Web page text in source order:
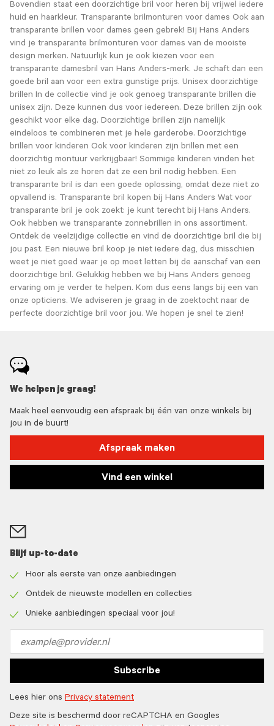
Bovendien staat een doorzichtige bril voor heren bij vrijwel iedere
huid en haarkleur. Transparante brilmonturen voor dames Ook aan
transparante brillen voor dames geen gebrek! Bij Hans Anders
vind je transparante brilmonturen voor dames van de mooiste
design merken. Natuurlijk kun je ook kiezen voor een
transparante damesbril van Hans Anders-merk. Je schaft dan een
goede bril aan voor een extra gunstige prijs. Unisex doorzichtige
brillen In de collectie vind je ook genoeg transparante brillen die
unisex zijn. Deze kunnen dus voor iedereen. Deze brillen zijn ook
geschikt voor elke dag. Doorzichtige brillen zijn namelijk
eindeloos te combineren met je hele garderobe. Doorzichtige
brillen voor kinderen Ook voor kinderen zijn brillen met een
doorzichtig montuur verkrijgbaar! Sommige kinderen vinden het
niet zo leuk als ze horen dat ze een bril nodig hebben. Een
transparante bril is dan een goede oplossing, omdat deze niet zo
opvallend is. Transparante bril kopen bij Hans Anders Wat voor
transparante bril je ook zoekt: je kunt terecht bij Hans Anders.
Ook hebben we transparante zonnebrillen in ons assortiment.
Ontdek de veelzijdige collectie en vind de doorzichtige bril die bij
jou past. Een nieuwe bril koop je niet iedere dag, dus misschien
weet je niet goed waar je op moet letten bij de aanschaf van een
doorzichtige bril. Gelukkig hebben we bij Hans Anders genoeg
ervaring om je verder te helpen. Kom dus eens langs bij een van
onze opticiens. We adviseren je graag in de zoektocht naar de
perfecte doorzichtige bril voor jou. We hopen je snel te zien!
We helpen je graag!
Maak heel eenvoudig een afspraak bij één van onze winkels bij
jou in de buurt!
Afspraak maken
Vind een winkel
Blijf up-to-date
icon
Hoor als eerste van onze aanbiedingen
icon
Ontdek de nieuwste modellen en collecties
Unieke aanbiedingen speciaal voor jou!
address
Subscribe
Lees hier ons Privacy statement
Deze site is beschermd door reCAPTCHA en Googles